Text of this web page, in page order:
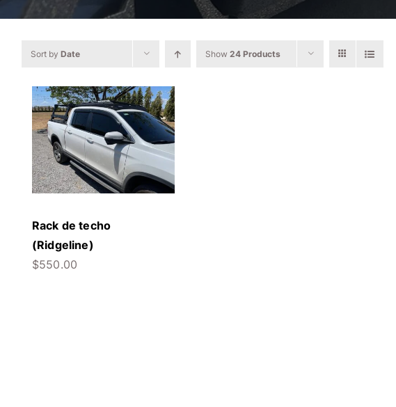
Sort by Date Show 24 Products
Rack de techo
(Ridgeline)
$550.00